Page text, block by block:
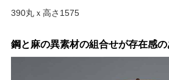
390丸ｘ高さ1575
鋼と麻の異素材の組合せが存在感